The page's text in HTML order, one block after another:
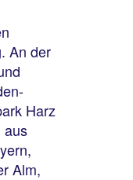
An der
Harz
aus
Alm,